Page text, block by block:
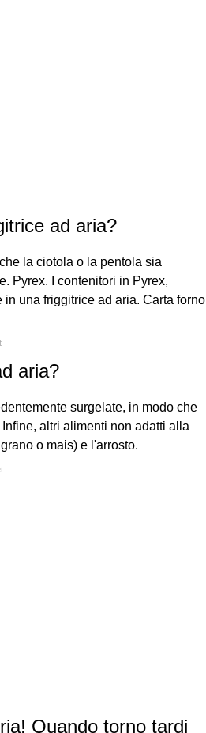
ad aria?
la ciotola o la pentola sia
Pyrex. I contenitori in Pyrex,
una friggitrice ad aria. Carta forno
aria?
surgelate, in modo che
altri alimenti non adatti alla
o mais) e l'arrosto.
Quando torno tardi